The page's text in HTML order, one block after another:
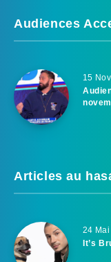
Audiences
15
Articles au
24
It’s